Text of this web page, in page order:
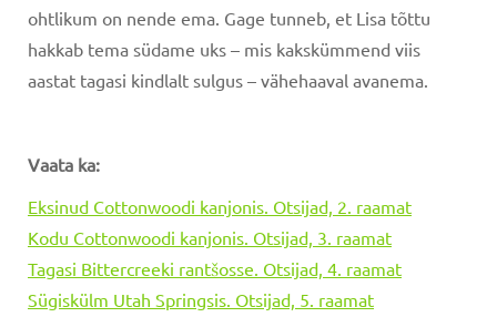
ohtlikum on nende ema. Gage tunneb, et Lisa tõttu
hakkab tema südame uks – mis kakskümmend viis
aastat tagasi kindlalt sulgus – vähehaaval avanema.
Vaata ka:
Eksinud Cottonwoodi kanjonis. Otsijad, 2. raamat
Kodu Cottonwoodi kanjonis. Otsijad, 3. raamat
Tagasi Bittercreeki rantšosse. Otsijad, 4. raamat
Sügiskülm Utah Springsis. Otsijad, 5. raamat